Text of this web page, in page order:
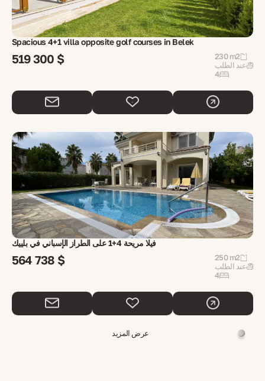
Spacious 4+1 villa opposite golf courses in Belek
519 300 $
230 m2
عند الطلب
4
فيلا مريحة 4+1 على الطراز الإسباني في بلييك
564 738 $
250 m2
عند الطلب
4
عرض المزيد